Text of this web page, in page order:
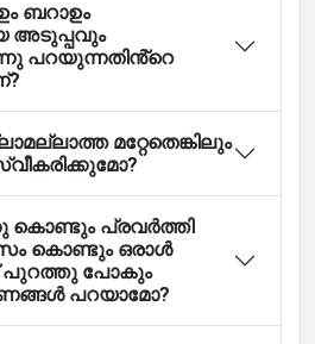
ബറാഉം
അടുപ്പവും
പറയുന്നതിൻ്റെ
മറ്റേതെങ്കിലും
കൊണ്ടും പ്രവർത്തി
കൊണ്ടും ഒരാൾ
പുറത്തു പോകും
പറയാമോ?